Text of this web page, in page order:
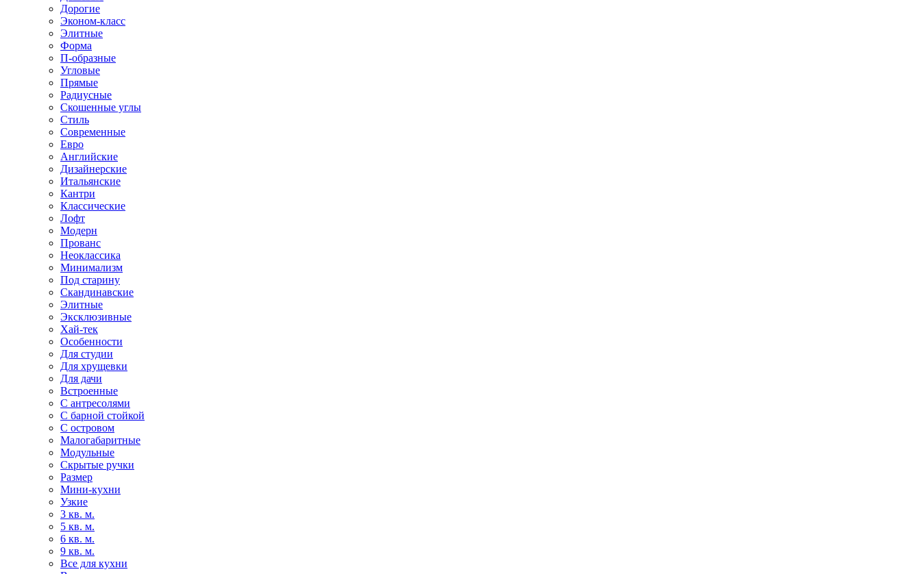
Дорогие
Эконом-класс
Элитные
Форма
П-образные
Угловые
Прямые
Радиусные
Скошенные углы
Стиль
Современные
Евро
Английские
Дизайнерские
Итальянские
Кантри
Классические
Лофт
Модерн
Прованс
Неоклассика
Минимализм
Под старину
Скандинавские
Элитные
Эксклюзивные
Хай-тек
Особенности
Для студии
Для хрущевки
Для дачи
Встроенные
С антресолями
С барной стойкой
С островом
Малогабаритные
Модульные
Скрытые ручки
Размер
Мини-кухни
Узкие
3 кв. м.
5 кв. м.
6 кв. м.
9 кв. м.
Все для кухни